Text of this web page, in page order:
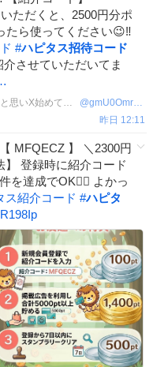
ただくと、2500円分ポ
たら使ってください😉‼️
#ハピタス招待コード
させていただいてま
田舎から出てきて、一旗あげたいと思いX始めてみました！フォロバ100！ @gmU0OmrPxf74652
昨日 12:11
MFQECZ 】 ＼2300円
登録時に紹介コード
を達成でOK🙆‍♀️ よかっ
ス紹介コード #ハピタ